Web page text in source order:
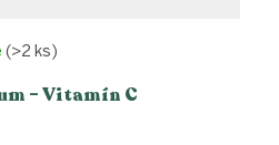
– Vitamín C
(>2 ks)